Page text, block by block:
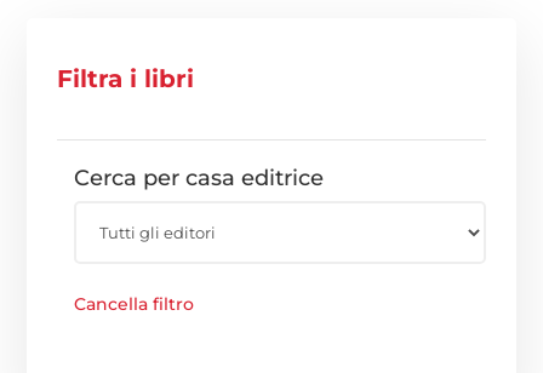
Filtra i libri
Cerca per casa editrice
Cancella filtro